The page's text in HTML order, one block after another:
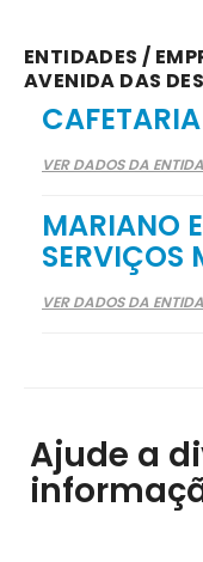
ENTIDADES /
AVENIDA DAS
VER DADOS DA
MARIANO
SERVIÇOS
VER DADOS DA
Ajude a